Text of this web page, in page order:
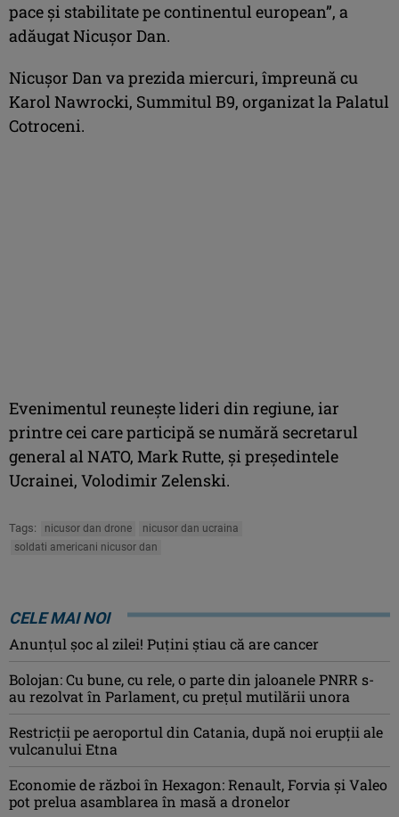
pace şi stabilitate pe continentul european”, a
adăugat Nicuşor Dan.
Nicuşor Dan va prezida miercuri, împreună cu
Karol Nawrocki, Summitul B9, organizat la Palatul
Cotroceni.
Evenimentul reuneşte lideri din regiune, iar
printre cei care participă se numără secretarul
general al NATO, Mark Rutte, şi preşedintele
Ucrainei, Volodimir Zelenski.
Tags: nicusor dan drone
nicusor dan ucraina
soldati americani nicusor dan
CELE MAI NOI
Anunţul şoc al zilei! Puţini ştiau că are cancer
Bolojan: Cu bune, cu rele, o parte din jaloanele PNRR s-
au rezolvat în Parlament, cu preţul mutilării unora
Restricții pe aeroportul din Catania, după noi erupții ale
vulcanului Etna
Economie de război în Hexagon: Renault, Forvia și Valeo
pot prelua asamblarea în masă a dronelor